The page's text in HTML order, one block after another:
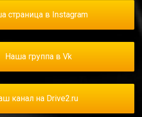
страница в Instagram
Наша группа в Vk
канал на Drive2.ru